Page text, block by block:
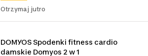
Otrzymaj jutro
DOMYOS Spodenki fitness cardio
damskie Domyos 2 w 1